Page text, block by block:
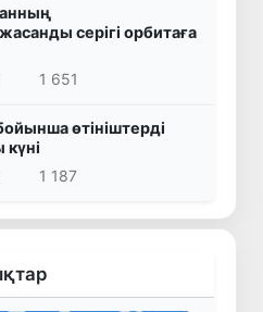
серігі орбитаға
1 651
өтініштерді
1 187